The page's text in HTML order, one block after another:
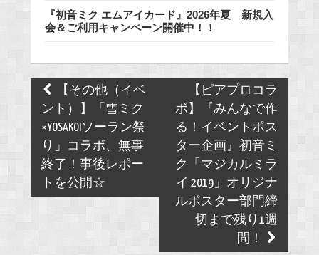
『初音ミク エムアイカード』2026年夏 新規入
会＆ご利用キャンペーン開催中！！
Post
navigation
【その他（イベ
ント）】「雪ミク
×YOSAKOIソーラン祭
り」コラボ、無事
終了！事後レポー
トを公開☆
【ピアプロコラ
ボ】『みんなで作
る！イベントポス
ター企画』初音ミ
ク「マジカルミラ
イ 2019」オリジナ
ルポスター部門締
切まで残り1週
間！